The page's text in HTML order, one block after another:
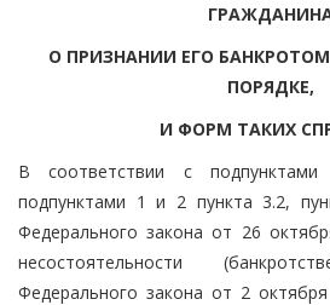
О ПРИЗНАНИИ ЕГО
ПОРЯДКЕ,
И ФОРМ ТАКИХ
В соответствии с
подпунктами 1 и 2 пункта 3.2,
Федерального закона от 26
несостоятельности
Федерального закона от 2